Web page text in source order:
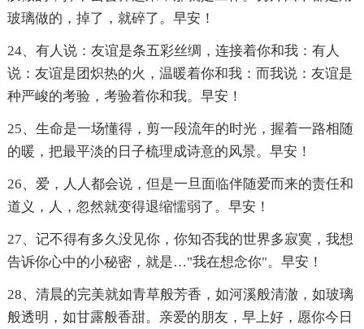
玻璃做的，掉了，就碎了。早安！
24、有人说：友谊是条五彩丝绸，连接着你和我：有人
说：友谊是团炽热的火，温暖着你和我：而我说：友谊是
种严峻的考验，考验着你和我。早安！
25、生命是一场懂得，剪一段流年的时光，握着一路相随
的暖，把最平淡的日子梳理成诗意的风景。早安！
26、爱，人人都会说，但是一旦面临伴随爱而来的责任和
道义，人，忽然就变得退缩懦弱了。早安！
27、记不得有多久没见你，你知否我的世界多寂寞，我想
告诉你心中的小秘密，就是…"我在想念你"。早安！
28、清晨的完美就如青草般芳香，如河溪般清澈，如玻璃
般透明，如甘露般香甜。亲爱的朋友，早上好，愿你今日